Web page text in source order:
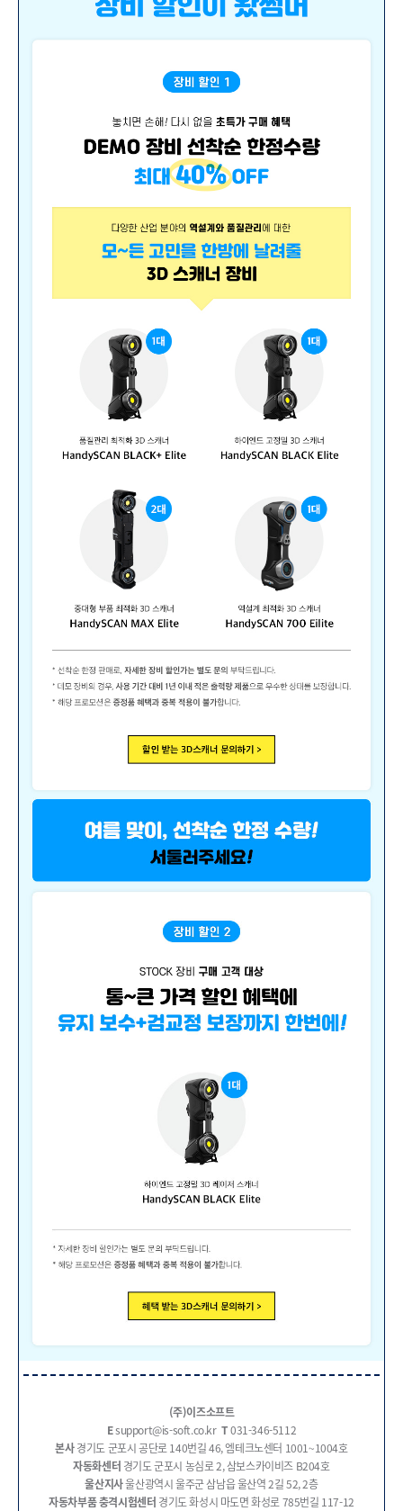
(주)이즈소프트
Esupport@is-soft.co.kr T031-346-5112
본사경기도 군포시 공단로 140번길 46, 엠테크노센터 1001~1004호
자동화센터 경기도 군포시 농심로 2, 삼보스카이비즈 B204호
울산지사울산광역시 울주군 삼남읍 울산역 2길 52, 2층
자동차부품 충격시험센터 경기도 화성시 마도면 화성로 785번길 117-12